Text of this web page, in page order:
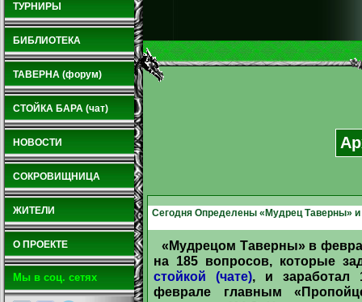
ТУРНИРЫ
БИБЛИОТЕКА
ТАВЕРНА (форум)
СТОЙКА БАРА (чат)
НОВОСТИ
СОКРОВИЩНИЦА
ЖИТЕЛИ
О ПРОЕКТЕ
Мы в соц. сетях
Сегодня Определены «Мудрец Таверны»
«Мудрецом Таверны» в
на 185 вопросов, которые
стойкой (чате), и заработал
феврале главным